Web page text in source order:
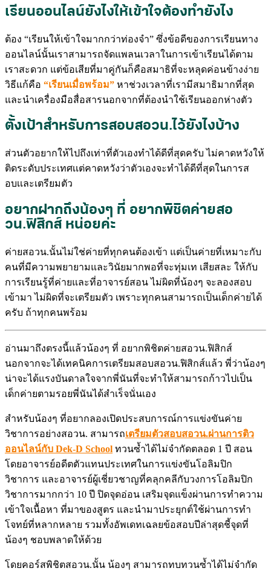
เรียนออนไลน์ยังไงให้เข้าใจต้องทำยังไง
ต้อง “เรียนให้เข้าใจมากกว่าท่องจำ” ซึ่งข้อดีของการเรียนทาง
ออนไลน์นั้นเราสามารถจัดแพลนเวลาในการเข้าเรียนได้ตาม
เราสะดวก แต่ข้อเสียที่มาคู่กันก็คือสมาธิที่จะหลุดค่อนข้างง่าย
วิธีแก้คือ “เรียนเมื่อพร้อม” หาช่วงเวลาที่เรามีสมาธิมากที่สุด
และนำเครื่องมือสื่อสารนอกจากที่ต้องนำใช้เรียนออกห่างตัว
ตั้งเป้าสำหรับการสอบสอวน.ไว้ยังไงบ้าง
ส่วนตัวอยากให้ไปถึงเท่าที่ตัวเองทำได้ดีที่สุดครับ ไม่คาดหวังให้
ติดระดับประเทศเเต่คาดหวังว่าตัวเองจะทำได้ดีที่สุดในการส
อบเเละเตรียมตัว
อยากฝากถึงน้องๆ ที่ อยากพิชิตค่ายสอ
วน.ฟิสิกส์ หน่อยค่ะ
ค่ายสอวน.นั้นไม่ใช่ค่ายที่ทุกคนต้องเข้า แต่เป็นค่ายที่เหมาะกับ
คนที่มีความพยายามและวินัยมากพอที่จะทุ่มเท เสียสละ ให้กับ
การเรียนรู้ที่ค่ายและที่อาจารย์สอน ไม่ผิดที่น้องๆ จะลองสอบ
เข้ามา ไม่ผิดที่จะเตรียมตัว เพราะทุกคนสามารถเป็นเด็กค่ายได้
ครับ ถ้าทุกคนพร้อม
อ่านมาถึงตรงนี้แล้วน้องๆ ที่ อยากพิชิตค่ายสอวน.ฟิสิกส์
นอกจากจะได้เทคนิคการเตรียมสอบสอวน.ฟิสิกส์แล้ว พี่ว่าน้องๆ
น่าจะได้แรงบันดาลใจจากพี่นันที่จะทำให้สามารถก้าวไปเป็น
เด็กค่ายตามรอยพี่นันได้สำเร็จนั่นเอง
สำหรับน้องๆ ที่อยากลองเปิดประสบการณ์การแข่งขันค่าย
วิชาการอย่างสอวน. สามารถเตรียมตัวสอบสอวน.ผ่านการติว
ออนไลน์กับ Dek-D School ทวนซ้ำได้ไม่จำกัดตลอด 1 ปี สอน
โดยอาจารย์อดีตตัวแทนประเทศในการแข่งขันโอลิมปิก
วิชาการ และอาจารย์ผู้เชี่ยวชาญที่คลุกคลีกับวงการโอลิมปิก
วิชาการมากกว่า 10 ปี ปิดจุดอ่อน เสริมจุดแข็งผ่านการทำความ
เข้าใจเนื้อหา ที่มาของสูตร และนำมาประยุกต์ใช้ผ่านการทำ
โจทย์ที่หลากหลาย รวมทั้งอัพเดทเฉลยข้อสอบปีล่าสุดชี้จุดที่
น้องๆ ชอบพลาดให้ด้วย
โดยคอร์สพิชิตสอวน.นั้น น้องๆ สามารถทบทวนซ้ำได้ไม่จำกัด